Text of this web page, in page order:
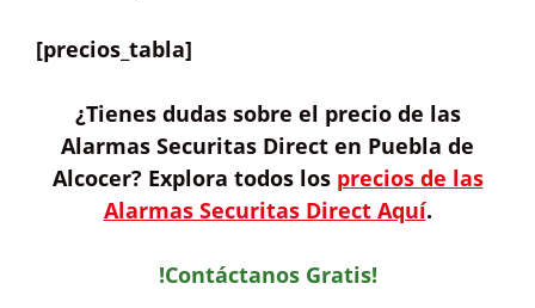
[precios_tabla]
¿Tienes dudas sobre el precio de las
Alarmas Securitas Direct en Puebla de
Alcocer? Explora todos los precios de las
Alarmas Securitas Direct Aquí.
!Contáctanos Gratis!